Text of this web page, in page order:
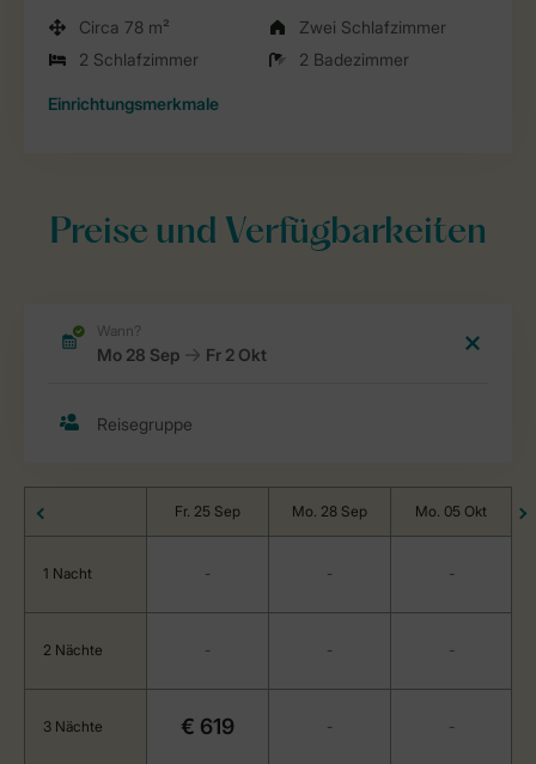
Circa 78 m²
Zwei Schlafzimmer
2 Schlafzimmer
2 Badezimmer
Einrichtungsmerkmale
Preise und Verfügbarkeiten
Fr. 25 Sep Mo. 28 Sep Mo. 05 Okt
1 Nacht - - -
2 Nächte - - -
3 Nächte € 619 - -